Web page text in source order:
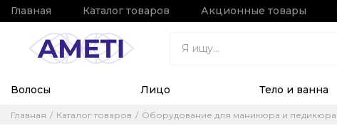
Главная Каталог товаров Акционные товары
Волосы Лицо Тело и ванна
Главная Каталог товаров Оборудование для маникюра и педикюра